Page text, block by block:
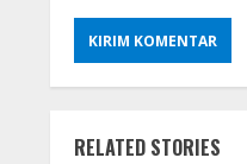
RELATED STORIES